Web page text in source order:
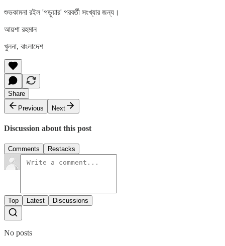
শুভকামনা রইল 'পড়ুয়ার' পরবর্তী সংখ্যার জন্য।
আয়শা রহমান
খুলনা, বাংলাদেশ
Share
Previous
Next
Discussion about this post
Comments Restacks
Top Latest Discussions
No posts